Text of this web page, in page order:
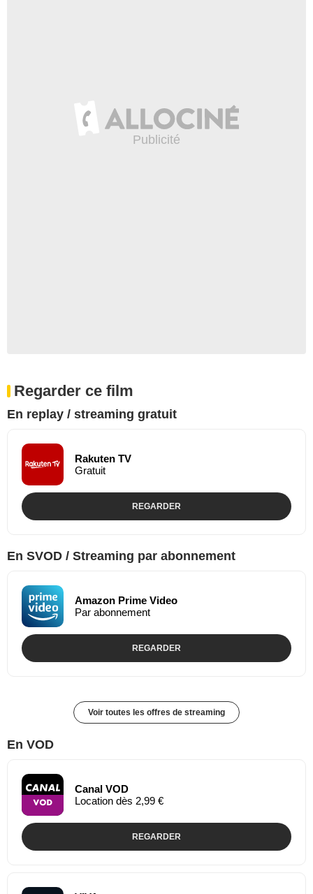
Regarder ce film
En replay / streaming gratuit
Rakuten TV
Gratuit
REGARDER
En SVOD / Streaming par abonnement
Amazon Prime Video
Par abonnement
REGARDER
Voir toutes les offres de streaming
En VOD
Canal VOD
Location dès 2,99 €
REGARDER